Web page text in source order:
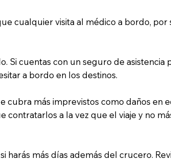
cualquier visita al médico a bordo, por
Si cuentas con un seguro de asistencia
a bordo en los destinos.
cubra más imprevistos como daños en
a la vez que el viaje y no
más días además del crucero.